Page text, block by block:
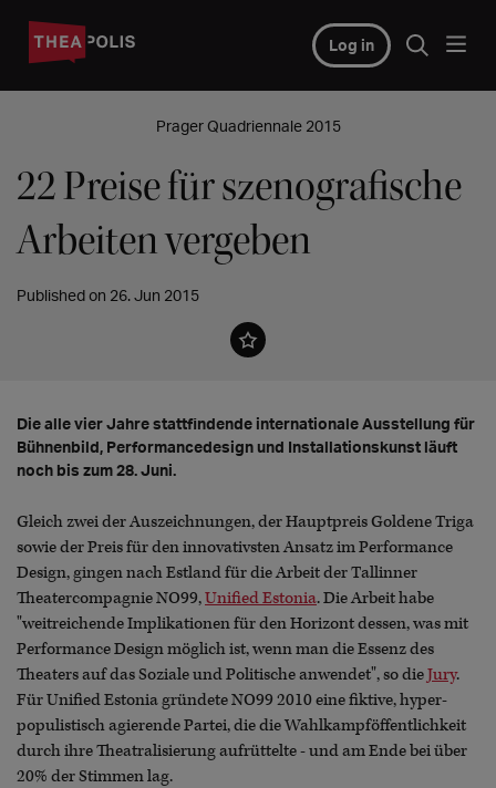
Log in
Prager Quadriennale 2015
22 Preise für szenografische
Arbeiten vergeben
Published on 26. Jun 2015
Die alle vier Jahre stattfindende internationale Ausstellung für
Bühnenbild, Performancedesign und Installationskunst läuft
noch bis zum 28. Juni.
Gleich zwei der Auszeichnungen, der Hauptpreis Goldene Triga
sowie der Preis für den innovativsten Ansatz im Performance
Design, gingen nach Estland für die Arbeit der Tallinner
Theatercompagnie NO99,Unified Estonia. Die Arbeit habe
"weitreichende Implikationen für den Horizont dessen, was mit
Performance Design möglich ist, wenn man die Essenz des
Theaters auf das Soziale und Politische anwendet", so dieJury.
Für Unified Estonia gründete NO99 2010 eine fiktive, hyper-
populistisch agierende Partei, die die Wahlkampföffentlichkeit
durch ihre Theatralisierung aufrüttelte - und am Ende bei über
20% der Stimmen lag.